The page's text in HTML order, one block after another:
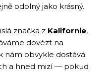
odolný jako krásný.
značka z Kalifornie,
dovézt na
nám obvykle dostává
a hned mizí — pokud